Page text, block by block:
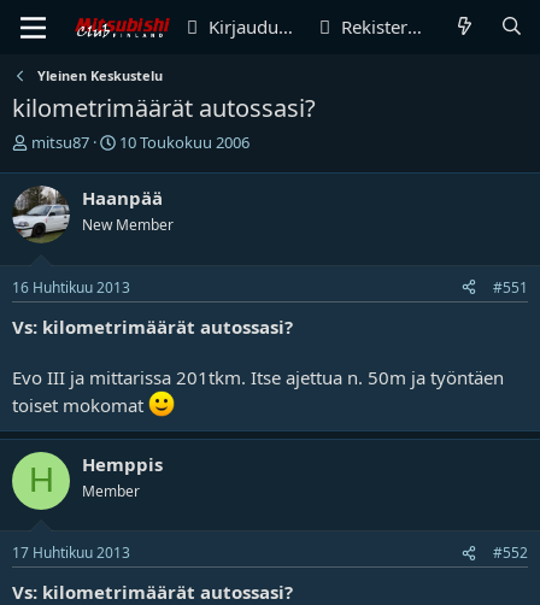
Kirjaudu sisään Rekisteröidy
Yleinen Keskustelu
kilometrimäärät autossasi?
V
e
s
t
i
k
e
j
n
a
o
i
t
t
a
a
mitsu87
A
i
t
p
ä
m
ä
r
ä
10 Toukokuu 2006
Haanpää
New Member
16 Huhtikuu 2013 #551
Vs: kilometrimäärät autossasi?
Evo III ja mittarissa 201tkm. Itse ajettua n. 50m ja työntäen
toiset mokomat
H Hemppis
Member
17 Huhtikuu 2013 #552
Vs: kilometrimäärät autossasi?